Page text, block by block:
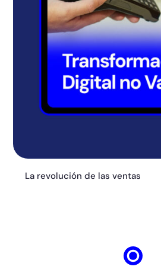
La revolución de las ventas